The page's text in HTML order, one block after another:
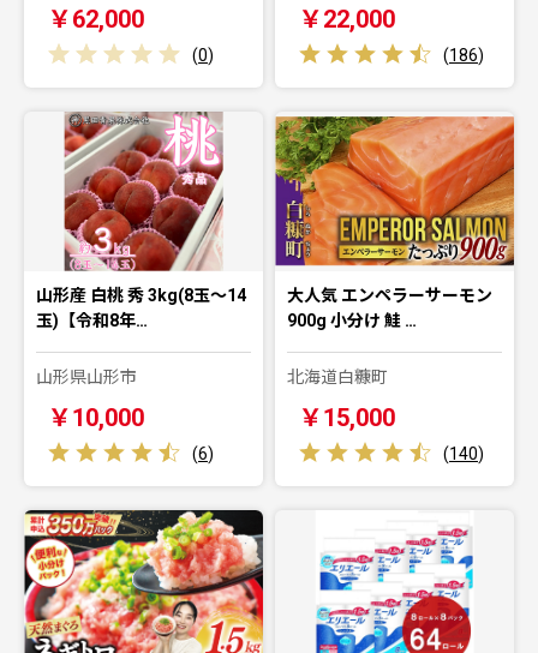
￥62,000
(0)
￥22,000
(186)
山形産 白桃 秀 3kg(8玉～14
玉)【令和8年…
山形県山形市
￥10,000
(6)
大人気 エンペラーサーモン
900g 小分け 鮭 …
北海道白糠町
￥15,000
(140)